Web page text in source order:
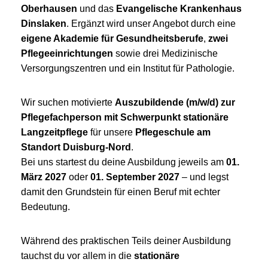
Oberhausen und das Evangelische Krankenhaus
Dinslaken. Ergänzt wird unser Angebot durch eine
eigene Akademie für Gesundheitsberufe, zwei
Pflegeeinrichtungen sowie drei Medizinische
Versorgungszentren und ein Institut für Pathologie.
Wir suchen motivierte Auszubildende (m/w/d) zur
Pflegefachperson mit Schwerpunkt stationäre
Langzeitpflege für unsere Pflegeschule am
Standort Duisburg-Nord .
Bei uns startest du deine Ausbildung jeweils am 01.
März 2027 oder 01. September 2027 – und legst
damit den Grundstein für einen Beruf mit echter
Bedeutung.
Während des praktischen Teils deiner Ausbildung
tauchst du vor allem in die stationäre